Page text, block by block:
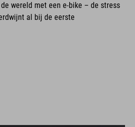
wereld met een e-bike – de stress
al bij de eerste